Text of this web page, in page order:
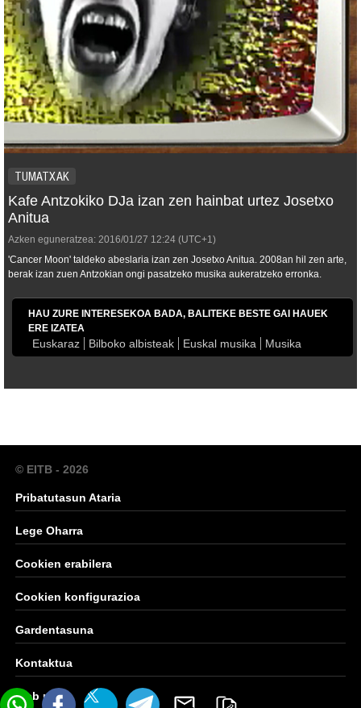
TUMATXAK
Kafe Antzokiko DJa izan zen hainbat urtez Josetxo
Anitua
Azken eguneratzea: 2016/01/27 12:24 (UTC+1)
'Cancer Moon' taldeko abeslaria izan zen Josetxo Anitua. 2008an hil zen arte,
berak izan zuen Antzokian ongi pasatzeko musika aukeratzeko erronka.
HAU ZURE INTERESEKOA BADA, BALITEKE BESTE GAI HAUEK
ERE IZATEA
Euskaraz Bilboko albisteak Euskal musika Musika
© EITB - 2026
Pribatutasun Ataria
Lege Oharra
Cookien erabilera
Cookien konfigurazioa
Gardentasuna
Kontaktua
Web mapa